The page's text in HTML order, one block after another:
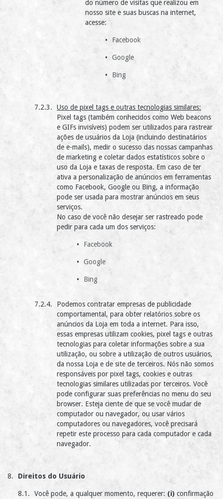
do número de visitas que realizou em
nosso site e suas buscas na internet,
acesse:
Facebook
Google
Bing
Uso de pixel tags e outras tecnologias similares:
Pixel tags (também conhecidos como Web beacons
e GIFs invisíveis) podem ser utilizados para rastrear
ações de usuários da Loja (incluindo destinatários
de e-mails), medir o sucesso das nossas campanhas
de marketing e coletar dados estatísticos sobre o
uso da Loja e taxas de resposta. Em caso de ter
ativa a personalização de anúncios em ferramentas
como Facebook, Google ou Bing, a informação
pode ser usada para mostrar anúncios em seus
serviços.
No caso de você não desejar ser rastreado pode
pedir para cada um dos serviços:
Facebook
Google
Bing
Podemos contratar empresas de publicidade
comportamental, para obter relatórios sobre os
anúncios da Loja em toda a internet. Para isso,
essas empresas utilizam cookies, pixel tags e outras
tecnologias para coletar informações sobre a sua
utilização, ou sobre a utilização de outros usuários,
da nossa Loja e de site de terceiros. Nós não somos
responsáveis por pixel tags, cookies e outras
tecnologias similares utilizadas por terceiros. Você
pode configurar suas preferências no menu do seu
browser. Esteja ciente de que se você mudar de
computador ou navegador, ou usar vários
computadores ou navegadores, você precisará
repetir este processo para cada computador e cada
navegador.
Direitos do Usuário
Você pode, a qualquer momento, requerer: (i) confirmação